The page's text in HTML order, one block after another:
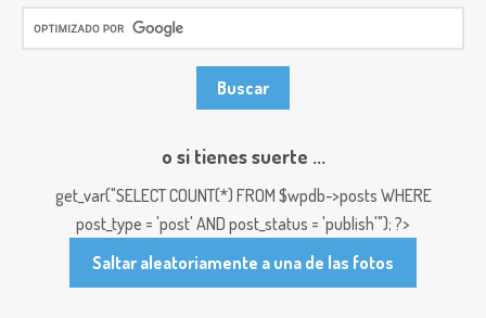
o si tienes suerte ...
get_var("SELECT COUNT(*) FROM $wpdb->posts WHERE
post_type = 'post' AND post_status = 'publish'"); ?>
Saltar aleatoriamente a una de las fotos